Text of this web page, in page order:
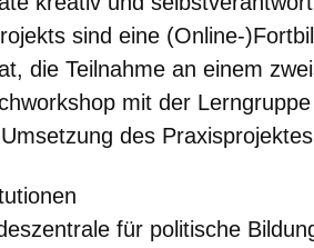
sind eine (Online-
die Teilnahme an einem
mit der
des
für politische